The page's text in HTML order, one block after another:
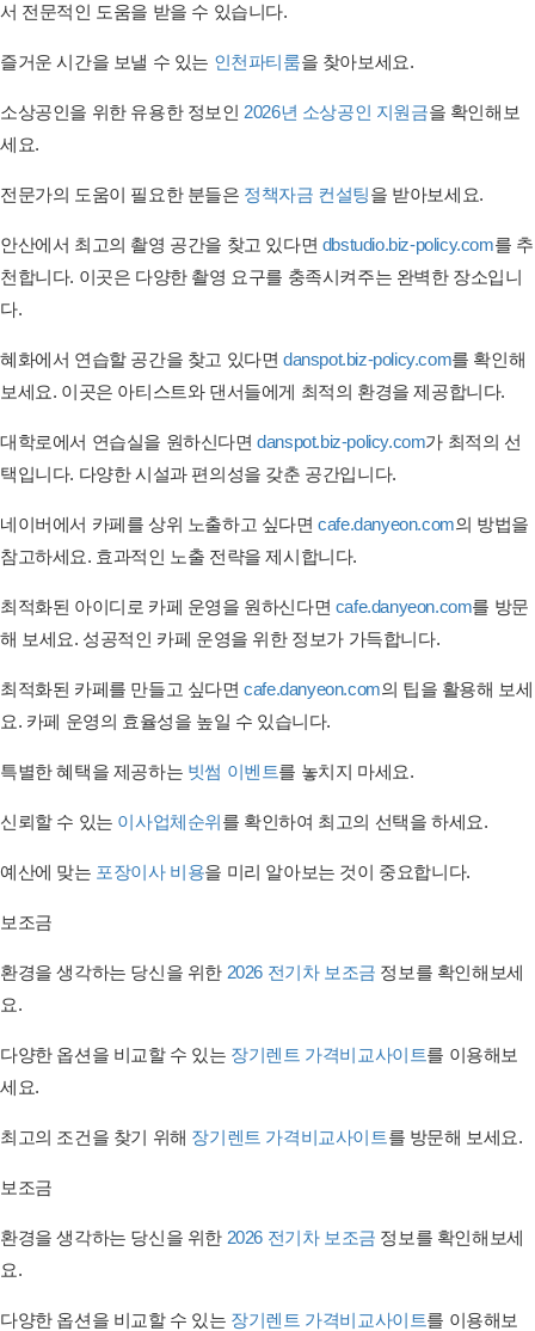
서 전문적인 도움을 받을 수 있습니다.
즐거운 시간을 보낼 수 있는 인천파티룸을 찾아보세요.
소상공인을 위한 유용한 정보인 2026년 소상공인 지원금을 확인해보
세요.
전문가의 도움이 필요한 분들은 정책자금 컨설팅을 받아보세요.
안산에서 최고의 촬영 공간을 찾고 있다면 dbstudio.biz-policy.com를 추
천합니다. 이곳은 다양한 촬영 요구를 충족시켜주는 완벽한 장소입니
다.
혜화에서 연습할 공간을 찾고 있다면danspot.biz-policy.com를 확인해
보세요. 이곳은 아티스트와 댄서들에게 최적의 환경을 제공합니다.
대학로에서 연습실을 원하신다면danspot.biz-policy.com가 최적의 선
택입니다. 다양한 시설과 편의성을 갖춘 공간입니다.
네이버에서 카페를 상위 노출하고 싶다면cafe.danyeon.com의 방법을
참고하세요. 효과적인 노출 전략을 제시합니다.
최적화된 아이디로 카페 운영을 원하신다면 cafe.danyeon.com를 방문
해 보세요. 성공적인 카페 운영을 위한 정보가 가득합니다.
최적화된 카페를 만들고 싶다면cafe.danyeon.com의 팁을 활용해 보세
요. 카페 운영의 효율성을 높일 수 있습니다.
특별한 혜택을 제공하는 빗썸 이벤트를 놓치지 마세요.
신뢰할 수 있는 이사업체순위를 확인하여 최고의 선택을 하세요.
예산에 맞는 포장이사 비용을 미리 알아보는 것이 중요합니다.
보조금
환경을 생각하는 당신을 위한 2026 전기차 보조금 정보를 확인해보세
요.
다양한 옵션을 비교할 수 있는 장기렌트 가격비교사이트를 이용해보
세요.
최고의 조건을 찾기 위해 장기렌트 가격비교사이트를 방문해 보세요.
보조금
환경을 생각하는 당신을 위한 2026 전기차 보조금 정보를 확인해보세
요.
다양한 옵션을 비교할 수 있는 장기렌트 가격비교사이트를 이용해보